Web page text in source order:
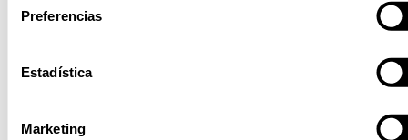
Preferencias
Estadística
Marketing
ofertas: 28 de marzo de 2023, a las
equivalente, en su caso)
FICHEROS CONVOCATORIA